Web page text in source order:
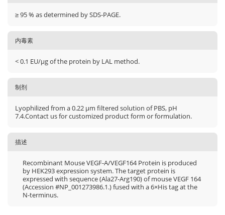
≥ 95 % as determined by SDS-PAGE.
内毒素
< 0.1 EU/μg of the protein by LAL method.
制剂
Lyophilized from a 0.22 μm filtered solution of PBS, pH
7.4.Contact us for customized product form or formulation.
描述
Recombinant Mouse VEGF-A/VEGF164 Protein is produced
by HEK293 expression system. The target protein is
expressed with sequence (Ala27-Arg190) of mouse VEGF 164
(Accession #NP_001273986.1.) fused with a 6×His tag at the
N-terminus.